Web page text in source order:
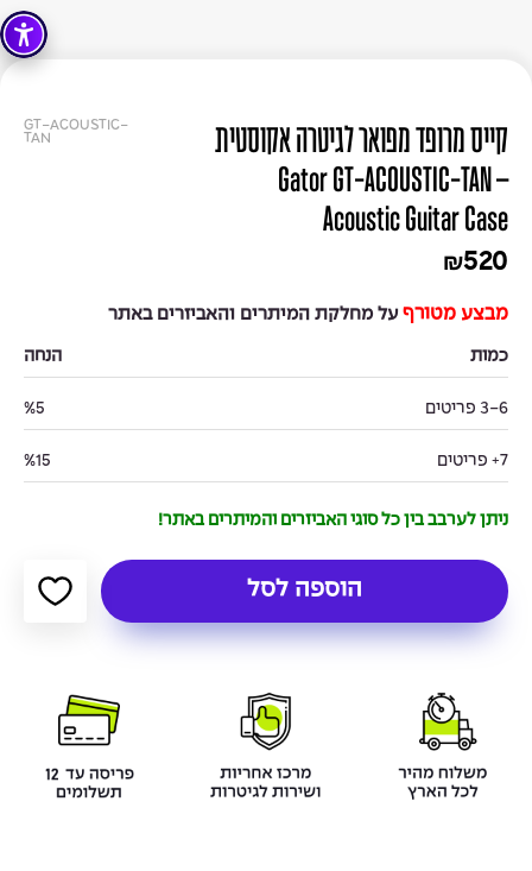
GT-ACOUSTIC-
TAN
קייס מרופד מפואר לגיטרה אקוסטית
– Gator GT-ACOUSTIC-TAN
Acoustic Guitar Case
₪520
מבצע מטורף על מחלקת המיתרים והאביזרים באתר
כמות הנחה
3-6 פריטים %5
7+ פריטים %15
ניתן לערבב בין כל סוגי האביזרים והמיתרים באתר!
הוספה לסל